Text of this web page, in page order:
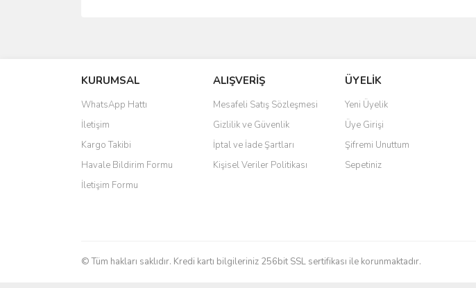
Ürün resmi kalitesiz, bozuk veya görüntülenemiyor.
Ürün açıklamasında eksik bilgiler bulunuyor.
Ürün bilgilerinde hatalar bulunuyor.
Ürün fiyatı diğer sitelerden daha pahalı.
Bu ürüne benzer farklı alternatifler olmalı.
KURUMSAL
WhatsApp Hattı
İletişim
Kargo Takibi
Havale Bildirim Formu
İletişim Formu
ALIŞVERİŞ
Mesafeli Satış Sözleşmesi
Gizlilik ve Güvenlik
İptal ve İade Şartları
Kişisel Veriler Politikası
ÜYELİK
Yeni Üyelik
Üye Girişi
Şifremi Unuttum
Sepetiniz
© Tüm hakları saklıdır. Kredi kartı bilgileriniz 256bit SSL sertifikası ile korunmaktadır.